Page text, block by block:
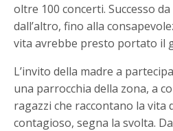
oltre 100 concerti. Successo
dall’altro, fino alla
vita avrebbe presto portato il
L’invito della madre a
una parrocchia della zona, a
ragazzi che raccontano la vita
contagioso, segna la svolta.